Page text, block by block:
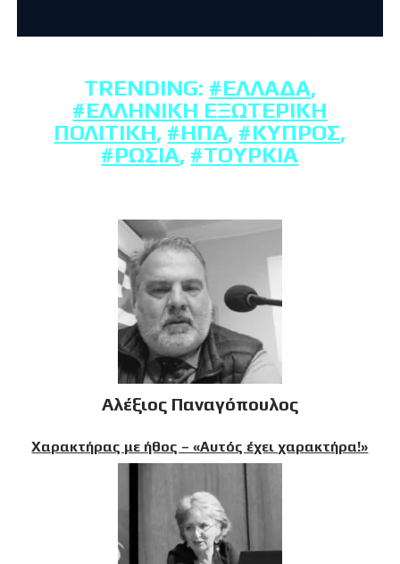
TRENDING: #ΕΛΛΆΔΑ,
#ΕΛΛΗΝΙΚΉ ΕΞΩΤΕΡΙΚΉ
ΠΟΛΙΤΙΚΉ, #ΗΠΑ, #ΚΎΠΡΟΣ,
#ΡΩΣΊΑ, #ΤΟΥΡΚΊΑ
Αλέξιος Παναγόπουλος
Χαρακτήρας με ήθος – «Αυτός έχει χαρακτήρα!»